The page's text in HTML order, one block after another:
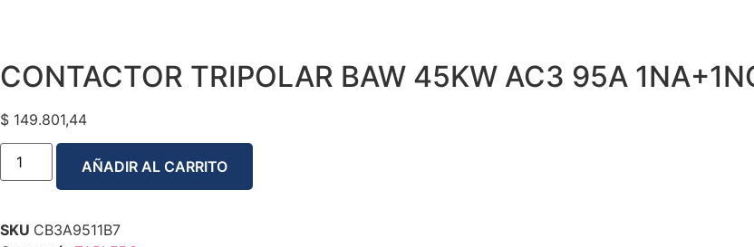
CONTACTOR TRIPOLAR BAW 45KW AC3 95A
$ 149.801,44
AÑADIR AL CARRITO
SKU CB3A9511B7